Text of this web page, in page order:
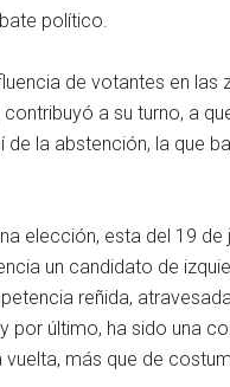
político.
de votantes en
a su turno, a
de la abstención, la que
elección, esta del 19
un candidato de
reñida,
por último, ha sido una
más que de